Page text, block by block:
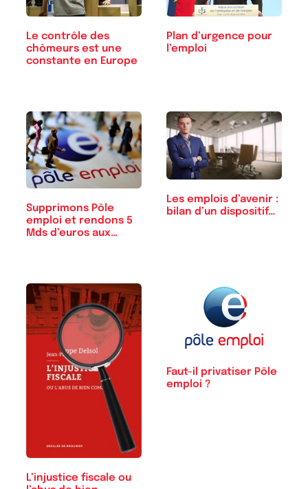
Le contrôle des
chômeurs est une
constante en Europe
Plan d’urgence pour
l’emploi
Supprimons Pôle
emploi et rendons 5
Mds d’euros aux
Les emplois d’avenir :
bilan d’un dispositif…
L’injustice fiscale ou
Faut-il privatiser Pôle
emploi ?